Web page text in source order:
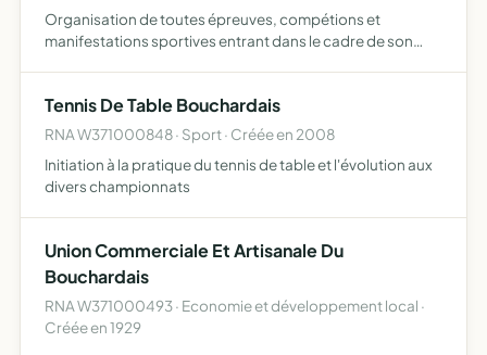
Organisation de toutes épreuves, compétions et
manifestations sportives entrant dans le cadre de son
général tous exercic…
Tennis De Table Bouchardais
RNA W371000848 · Sport · Créée en 2008
Initiation à la pratique du tennis de table et l'évolution aux
divers championnats
Union Commerciale Et Artisanale Du
Bouchardais
RNA W371000493 · Economie et développement local ·
Créée en 1929